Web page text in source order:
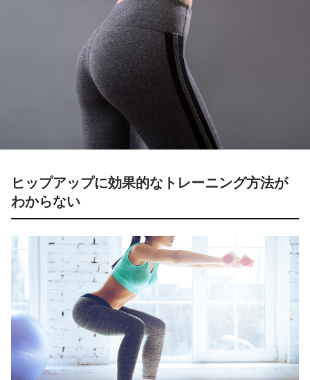
ヒップアップに効果的なトレーニング方法が
わからない